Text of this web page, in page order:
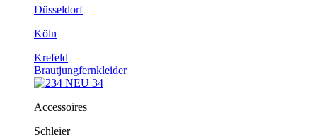
Düsseldorf
Köln
Krefeld
Brautjungfernkleider
Accessoires
Schleier